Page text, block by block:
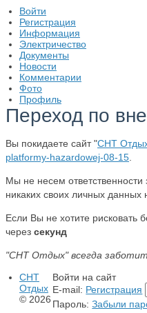
Войти
Регистрация
Информация
Электричество
Документы
Новости
Комментарии
Фото
Профиль
Переход по
Вы покидаете сайт "СНТ
platformy-hazardowej-08-15
Мы не несем ответственности
никаких своих личных данных
Если Вы не хотите рисковать
через секунд
"СНТ Отдых" всегда
Войти на сайт
E-mail: Регистрация
Пароль: Забыли
СНТ
Отдых
© 2026